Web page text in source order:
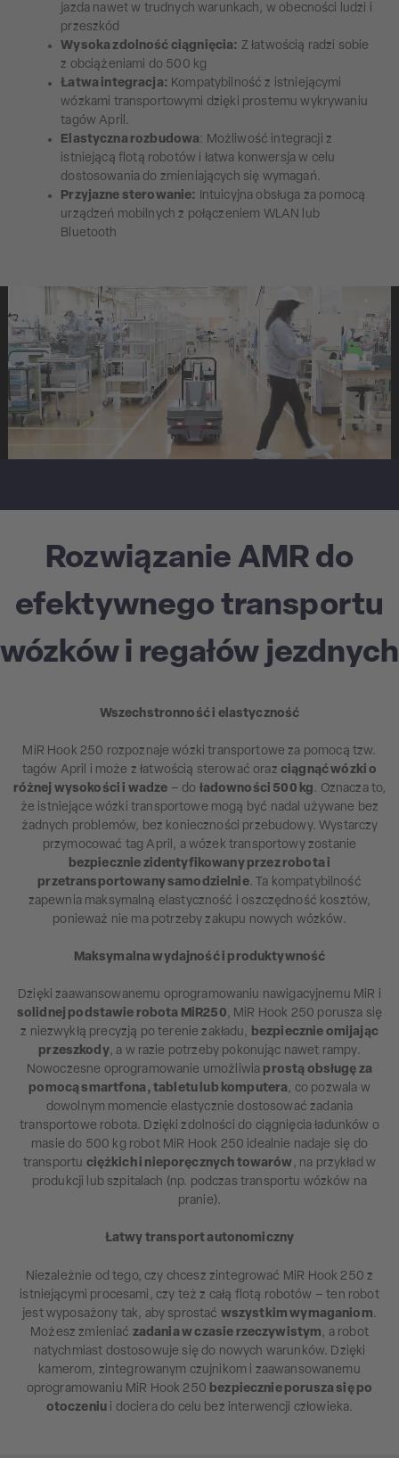
jazda nawet w trudnych warunkach, w obecności ludzi i
przeszkód
Wysoka zdolność ciągnięcia: Z łatwością radzi sobie
z obciążeniami do 500 kg
Łatwa integracja: Kompatybilność z istniejącymi
wózkami transportowymi dzięki prostemu wykrywaniu
tagów April.
Elastyczna rozbudowa: Możliwość integracji z
istniejącą flotą robotów i łatwa konwersja w celu
dostosowania do zmieniających się wymagań.
Przyjazne sterowanie:
Intuicyjna obsługa za pomocą
urządzeń mobilnych z połączeniem WLAN lub
Bluetooth
Rozwiązanie AMR do
efektywnego transportu
wózków i regałów jezdnych
Wszechstronność i elastyczność
MiR Hook 250 rozpoznaje wózki transportowe za pomocą tzw.
tagów April i może z łatwością sterować orazciągnąć wózki o
różnej wysokości i wadze – do ładowności 500 kg. Oznacza to,
że istniejące wózki transportowe mogą być nadal używane bez
żadnych problemów, bez konieczności przebudowy. Wystarczy
przymocować tag April, a wózek transportowy zostanie
bezpiecznie zidentyfikowany przez robota i
przetransportowany samodzielnie. Ta kompatybilność
zapewnia maksymalną elastyczność i oszczędność kosztów,
ponieważ nie ma potrzeby zakupu nowych wózków.
Maksymalna wydajność i produktywność
Dzięki zaawansowanemu oprogramowaniu nawigacyjnemu MiR i
solidnej podstawie robota MiR250, MiR Hook 250 porusza się
z niezwykłą precyzją po terenie zakładu, bezpiecznie omijając
przeszkody, a w razie potrzeby pokonując nawet rampy.
Nowoczesne oprogramowanie umożliwia prostą obsługę za
pomocą smartfona, tabletu lub komputera, co pozwala w
dowolnym momencie elastycznie dostosować zadania
transportowe robota. Dzięki zdolności do ciągnięcia ładunków o
masie do 500 kg robot MiR Hook 250 idealnie nadaje się do
transportu ciężkich i nieporęcznych towarów, na przykład w
produkcji lub szpitalach (np. podczas transportu wózków na
pranie).
Łatwy transport autonomiczny
Niezależnie od tego, czy chcesz zintegrować MiR Hook 250 z
istniejącymi procesami, czy też z całą flotą robotów – ten robot
jest wyposażony tak, aby sprostać wszystkim wymaganiom.
Możesz zmieniać zadania w czasie rzeczywistym, a robot
natychmiast dostosowuje się do nowych warunków. Dzięki
kamerom, zintegrowanym czujnikom i zaawansowanemu
oprogramowaniu MiR Hook 250 bezpiecznie porusza się po
otoczeniui dociera do celu bez interwencji człowieka.